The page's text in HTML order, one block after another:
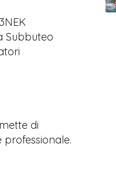
Subbuteo
di